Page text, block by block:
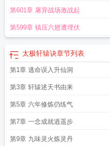
第601章 屠异战场激战起
第599章 镇压六翅遭埋伏
太极轩辕诀章节列表
第1章 逃命误入升仙洞
第3章 轩辕述天书由来
第5章 六年修炼仍练气
第7章 一念成就逍遥步
第9章 九味灵火炼灵丹